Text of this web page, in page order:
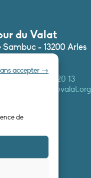
de
accepter →
du Valat
Sambuc - 13200 Arles
+33 (0)4 90 97 20 13